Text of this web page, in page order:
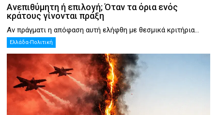
Ανεπιθύμητη ή επιλογή; Όταν τα όρια ενός
κράτους γίνονται πράξη
Αν πράγματι η απόφαση αυτή ελήφθη με θεσμικά κριτήρια...
Ελλάδα-Πολιτική